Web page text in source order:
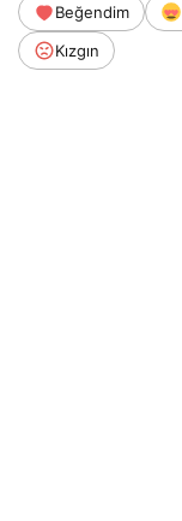
Beğendim
Kızgın